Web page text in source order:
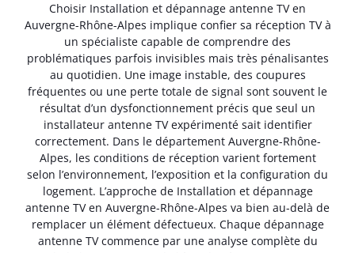
Choisir Installation et dépannage antenne TV en
Auvergne-Rhône-Alpes implique confier sa réception TV à
un spécialiste capable de comprendre des
problématiques parfois invisibles mais très pénalisantes
au quotidien. Une image instable, des coupures
fréquentes ou une perte totale de signal sont souvent le
résultat d’un dysfonctionnement précis que seul un
installateur antenne TV expérimenté sait identifier
correctement. Dans le département Auvergne-Rhône-
Alpes, les conditions de réception varient fortement
selon l’environnement, l’exposition et la configuration du
logement. L’approche de Installation et dépannage
antenne TV en Auvergne-Rhône-Alpes va bien au-delà de
remplacer un élément défectueux. Chaque dépannage
antenne TV commence par une analyse complète du